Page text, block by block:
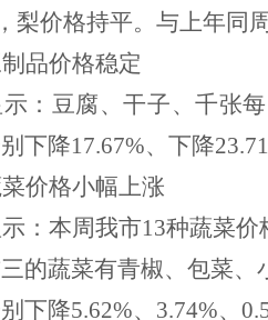
梨价格持平。与上年同
品价格稳定
：豆腐、干子、千张每
下降17.67%、下降
价格小幅上涨
：本周我市13种蔬菜价
的蔬菜有青椒、包菜、
下降5.62%、3.74%、